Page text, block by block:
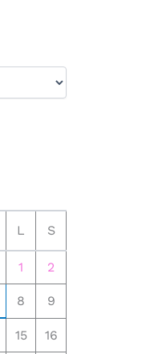
L S
1 2
8 9
15 16